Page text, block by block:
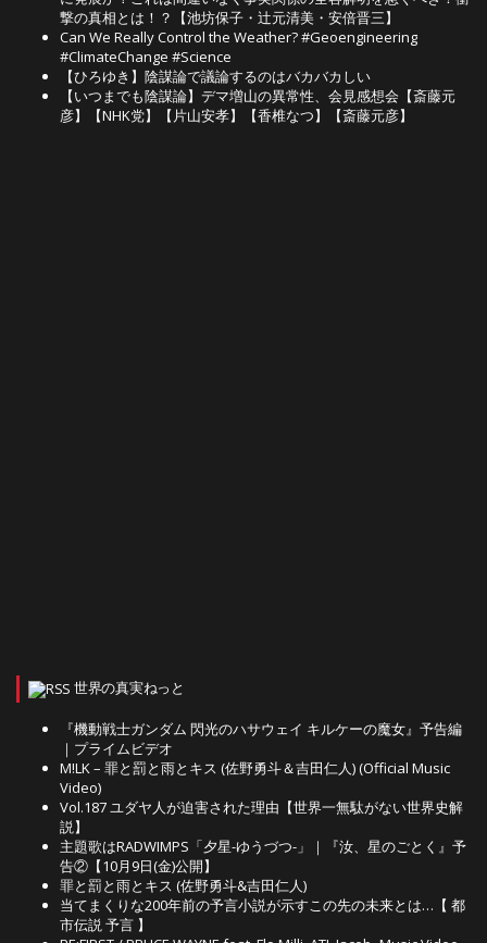
撃の真相とは！？【池坊保子・辻元清美・安倍晋三】
Can We Really Control the Weather? #Geoengineering
#ClimateChange #Science
【ひろゆき】陰謀論で議論するのはバカバカしい
【いつまでも陰謀論】デマ増山の異常性、会見感想会【斎藤元
彦】【NHK党】【片山安孝】【香椎なつ】【斎藤元彦】
世界の真実ねっと
『機動戦士ガンダム 閃光のハサウェイ キルケーの魔女』予告編
｜プライムビデオ
M!LK – 罪と罰と雨とキス (佐野勇斗＆吉田仁人) (Official Music
Video)
Vol.187 ユダヤ人が迫害された理由【世界一無駄がない世界史解
説】
主題歌はRADWIMPS「夕星-ゆうづつ-」｜『汝、星のごとく』予
告②【10月9日(金)公開】
罪と罰と雨とキス (佐野勇斗&吉田仁人)
当てまくりな200年前の予言小説が示すこの先の未来とは…【 都
市伝説 予言 】